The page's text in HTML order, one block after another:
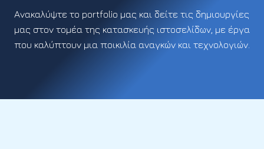
Ανακαλύψτε το portfolio μας και δείτε τις δημιουργίες
μας στον τομέα της κατασκευής ιστοσελίδων, με έργα
που καλύπτουν μια ποικιλία αναγκών και τεχνολογιών.